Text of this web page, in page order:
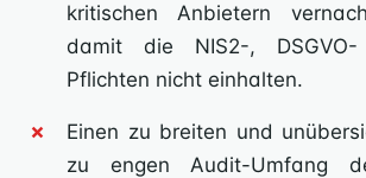
kritischen Anbietern
damit die NIS2-,
Pflichten nicht einhalten.
Einen zu breiten und
zu engen Audit-Umfang